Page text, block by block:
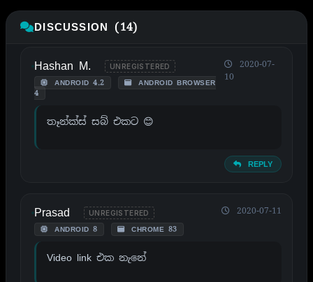
DISCUSSION (14)
Hashan M. UNREGISTERED
ANDROID 4.2
ANDROID BROWSER
4
2020-07-
10
තෑන්ක්ස් සබ් එකට 😊
REPLY
Prasad UNREGISTERED
ANDROID 8 CHROME 83
2020-07-11
Video link එක නැනේ